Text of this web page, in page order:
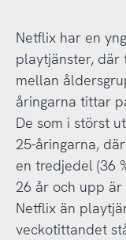
Netflix har en
playtjänster, där
mellan
åringarna tittar
De som i störst
25-åringarna,
en tredjedel (36
26 år och upp
Netflix än
veckotittandet